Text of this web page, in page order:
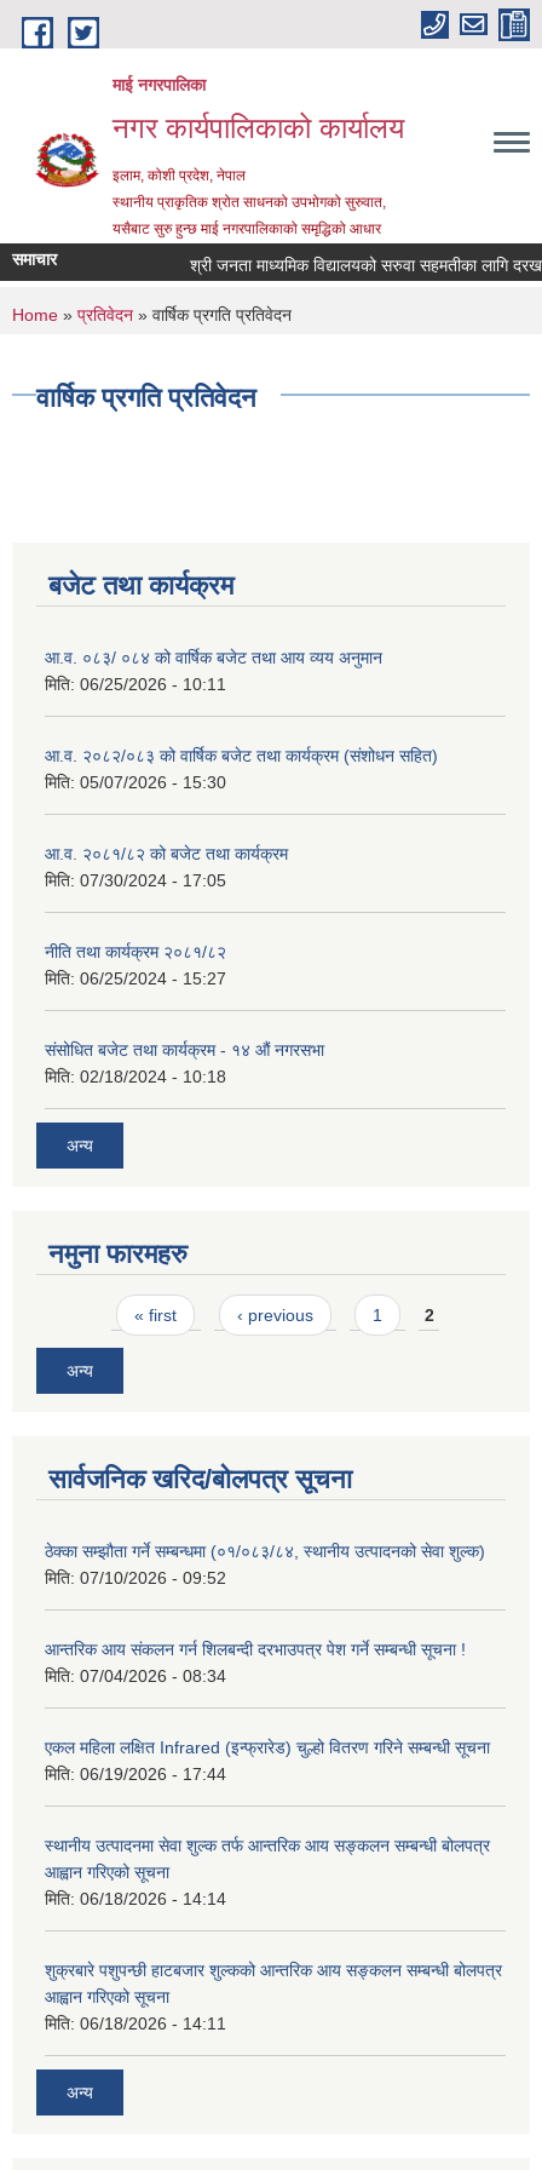
Skip to main content
माई नगरपालिका
नगर कार्यपालिकाको कार्यालय
इलाम, कोशी प्रदेश, नेपाल
स्थानीय प्राकृतिक श्रोत साधनको उपभोगको सुरुवात,
यसैबाट सुरु हुन्छ माई नगरपालिकाको समृद्धिको आधार
समाचार श्री जनता माध्यमिक विद्यालयको सरुवा सहमतीका लागि
You are here
Home » प्रतिवेदन » वार्षिक प्रगति प्रतिवेदन
वार्षिक प्रगति प्रतिवेदन
बजेट तथा कार्यक्रम
आ.व. ०८३/ ०८४ को वार्षिक बजेट तथा आय व्यय अनुमान
मिति: 06/25/2026 - 10:11
आ.व. २०८२/०८३ को वार्षिक बजेट तथा कार्यक्रम (संशोधन सहित)
मिति: 05/07/2026 - 15:30
आ.व. २०८१/८२ को बजेट तथा कार्यक्रम
मिति: 07/30/2024 - 17:05
नीति तथा कार्यक्रम २०८१/८२
मिति: 06/25/2024 - 15:27
संसोधित बजेट तथा कार्यक्रम - १४ औं नगरसभा
मिति: 02/18/2024 - 10:18
अन्य
नमुना फारमहरु
Pages« first ‹ previous 1 2
अन्य
सार्वजनिक खरिद/बोलपत्र सूचना
ठेक्का सम्झौता गर्ने सम्बन्धमा (०१/०८३/८४, स्थानीय उत्पादनको सेवा शुल्क)
मिति: 07/10/2026 - 09:52
आन्तरिक आय संकलन गर्न शिलबन्दी दरभाउपत्र पेश गर्ने सम्बन्धी सूचना !
मिति: 07/04/2026 - 08:34
एकल महिला लक्षित Infrared (इन्फ्रारेड) चुल्हो वितरण गरिने सम्बन्धी सूचना
मिति: 06/19/2026 - 17:44
स्थानीय उत्पादनमा सेवा शुल्क तर्फ आन्तरिक आय सङ्कलन सम्बन्धी बोलपत्र
आह्वान गरिएको सूचना
मिति: 06/18/2026 - 14:14
शुक्रबारे पशुपन्छी हाटबजार शुल्कको आन्तरिक आय सङ्कलन सम्बन्धी बोलपत्र
आह्वान गरिएको सूचना
मिति: 06/18/2026 - 14:11
अन्य